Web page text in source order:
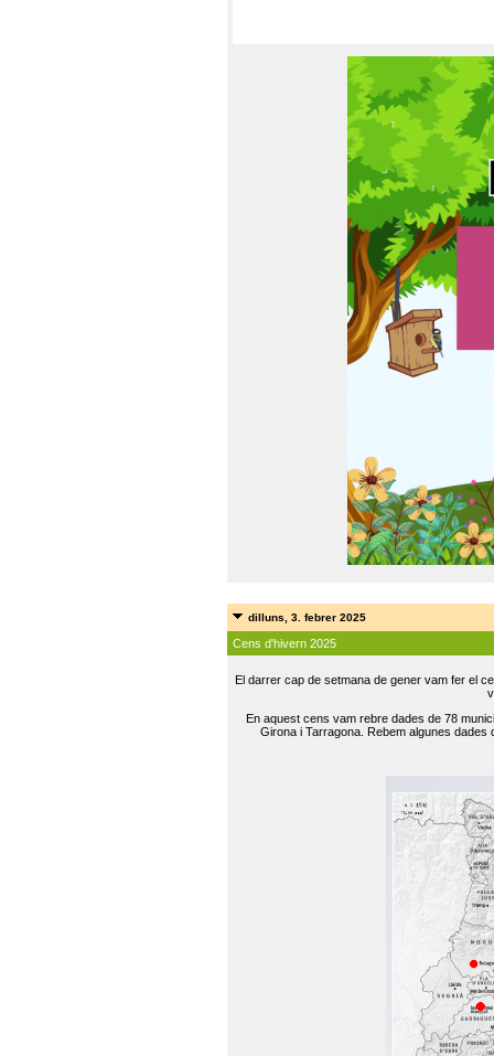
dilluns, 3. febrer 2025
Cens d'hivern 2025
El darrer cap de setmana de gener vam fer el
En aquest cens vam rebre dades de 78
Girona i Tarragona. Rebem algunes